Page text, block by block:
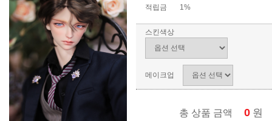
적립금
1%
스킨색상
메이크업
총 상품 금액 0 원